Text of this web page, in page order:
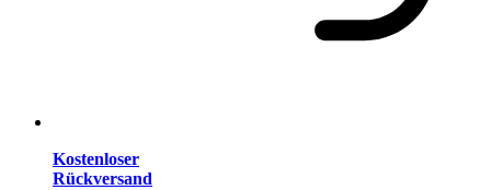
Kostenloser
Rückversand